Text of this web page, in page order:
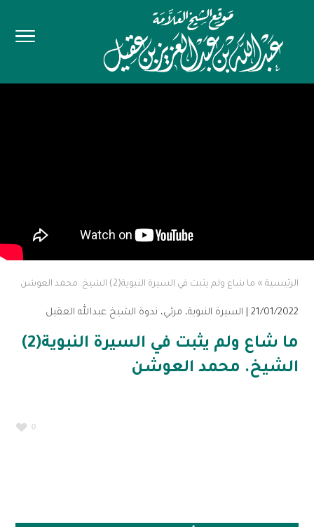
الرئيسية » ما شاع ولم يثبت في السيرة النبوية(2) الشيخ. محمد العوشن
21/01/2022 | السيرة النبوية، مرئي، ندوة الشيخ عبدالله العقيل
ما شاع ولم يثبت في السيرة النبوية(2)
الشيخ. محمد العوشن
0